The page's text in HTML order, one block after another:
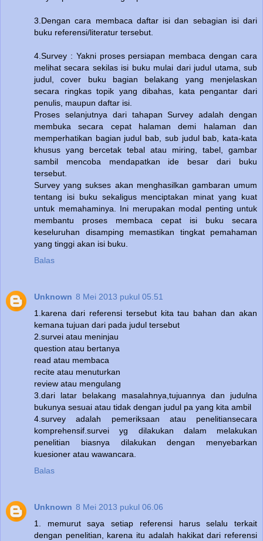
3.Dengan cara membaca daftar isi dan sebagian isi dari
buku referensi/literatur tersebut.
4.Survey : Yakni proses persiapan membaca dengan cara
melihat secara sekilas isi buku mulai dari judul utama, sub
judul, cover buku bagian belakang yang menjelaskan
secara ringkas topik yang dibahas, kata pengantar dari
penulis, maupun daftar isi.
Proses selanjutnya dari tahapan Survey adalah dengan
membuka secara cepat halaman demi halaman dan
memperhatikan bagian judul bab, sub judul bab, kata-kata
khusus yang bercetak tebal atau miring, tabel, gambar
sambil mencoba mendapatkan ide besar dari buku
tersebut.
Survey yang sukses akan menghasilkan gambaran umum
tentang isi buku sekaligus menciptakan minat yang kuat
untuk memahaminya. Ini merupakan modal penting untuk
membantu proses membaca cepat isi buku secara
keseluruhan disamping memastikan tingkat pemahaman
yang tinggi akan isi buku.
Balas
Unknown 8 Mei 2013 pukul 05.51
1.karena dari referensi tersebut kita tau bahan dan akan
kemana tujuan dari pada judul tersebut
2.survei atau meninjau
question atau bertanya
read atau membaca
recite atau menuturkan
review atau mengulang
3.dari latar belakang masalahnya,tujuannya dan judulna
bukunya sesuai atau tidak dengan judul pa yang kita ambil
4.survey adalah pemeriksaan atau penelitiansecara
komprehensif.survei yg dilakukan dalam melakukan
penelitian biasnya dilakukan dengan menyebarkan
kuesioner atau wawancara.
Balas
Unknown 8 Mei 2013 pukul 06.06
1. memurut saya setiap referensi harus selalu terkait
dengan penelitian, karena itu adalah hakikat dari referensi